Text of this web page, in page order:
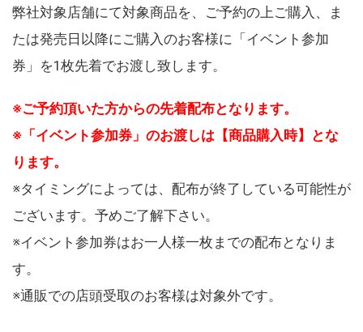
弊社対象店舗にて対象商品を、ご予約の上ご購入、ま
たは発売日以降にご購入のお客様に「イベント参加
券」を1枚先着でお渡し致します。
※ご予約頂いた方からの先着配布となります。
※「イベント参加券」のお渡しは【商品購入時】とな
ります。
※タイミングによっては、配布が終了している可能性が
ございます。予めご了解下さい。
※イベント参加券はお一人様一枚までの配布となりま
す。
※通販での店頭受取のお客様は対象外です。